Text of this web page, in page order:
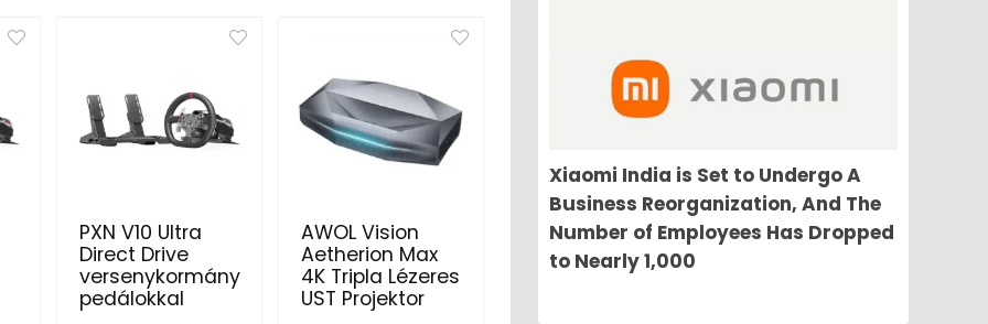
PXN V10 Ultra
Direct Drive
versenykormány
pedálokkal
AWOL Vision
Aetherion Max
4K Tripla Lézeres
UST Projektor
Xiaomi India is Set to Undergo A
Business Reorganization, And The
Number of Employees Has Dropped
to Nearly 1,000